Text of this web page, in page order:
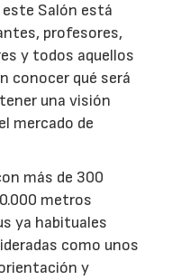
Salón está
profesores,
y todos aquellos
conocer qué será
una visión
mercado de
más de 300
metros
ya habituales
como unos
y